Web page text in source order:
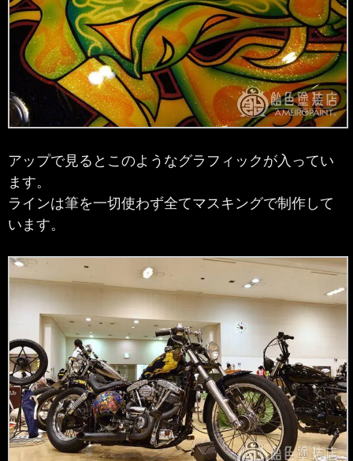
アップで見るとこのようなグラフィックが入ってい
ます。
ラインは筆を一切使わず全てマスキングで制作して
います。